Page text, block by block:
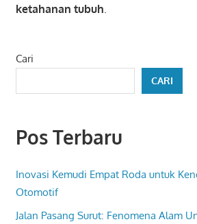
ketahanan tubuh
Cari
CARI
Pos Terbaru
Inovasi Kemudi Empat Roda untuk
Otomotif
Jalan Pasang Surut: Fenomena Alam